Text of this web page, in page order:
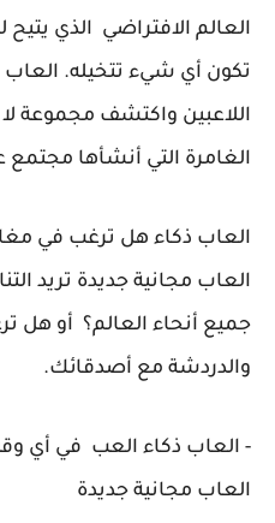
العالم الافتراضي الذي يتيح
تكون أي شيء تتخيله. العاب
اللاعبين واكتشف مجموعة
الغامرة التي أنشأها مجتمع
العاب ذكاء هل ترغب في
العاب مجانية جديدة تريد
جميع أنحاء العالم؟ أو
والدردشة مع أصدقائك.
- العاب ذكاء العب في أي
العاب مجانية جديدة